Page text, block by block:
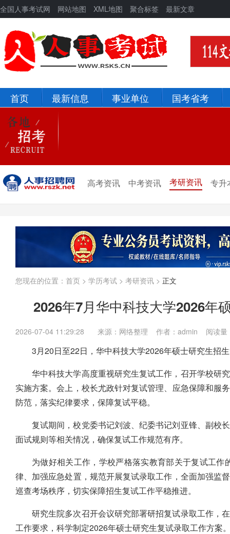
全国人事考试网 网站地图 XML地图 聚合标签 最新文章
首页 最新信息 事业单位 国考省考
北京
宁夏
甘肃 陕西 西藏 四川
重庆
河北
湖北 湖南 江西 安徽
浙江
江苏
福建 广东 广西
海南
国考
省考 企业 内蒙古
高考资讯 中考资讯 考研资讯 专升
您现在的位置： 首页 > 学历考试 > 考研资讯 > 正文
2026年7月华中科技大学2026年
2026-07-04 11:29:28 来源：网络整理 作者：admin 阅读量
3月20日至22日，华中科技大学2026年硕士研究生招
华中科技大学高度重视研究生复试工作，召开学校研
实施方案。会上，校长尤政针对复试管理、应急保障和服
防范，落实纪律要求，保障复试平稳。
复试期间，校党委书记刘波、纪委书记刘亚锋、副校
面试规则等相关情况，确保复试工作规范有序。
为做好相关工作，学校严格落实教育部关于复试工作
律、加强应急处置，规范开展复试录取工作，全面加强监
巡查考场秩序，切实保障招生复试工作平稳推进。
研究生院多次召开会议研究部署研招复试录取工作，
工作要求，科学制定2026年硕士研究生复试录取工作方案